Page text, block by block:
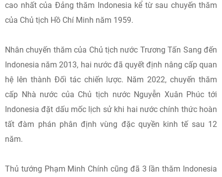
cao nhất của Đảng thăm Indonesia kể từ sau chuyến thăm
của Chủ tịch Hồ Chí Minh năm 1959.
Nhân chuyến thăm của Chủ tịch nước Trương Tấn Sang đến
Indonesia năm 2013, hai nước đã quyết định nâng cấp quan
hệ lên thành Đối tác chiến lược. Năm 2022, chuyến thăm
cấp Nhà nước của Chủ tịch nước Nguyễn Xuân Phúc tới
Indonesia đặt dấu mốc lịch sử khi hai nước chính thức hoàn
tất đàm phán phân định vùng đặc quyền kinh tế sau 12
năm.
Thủ tướng Phạm Minh Chính cũng đã 3 lần thăm Indonesia